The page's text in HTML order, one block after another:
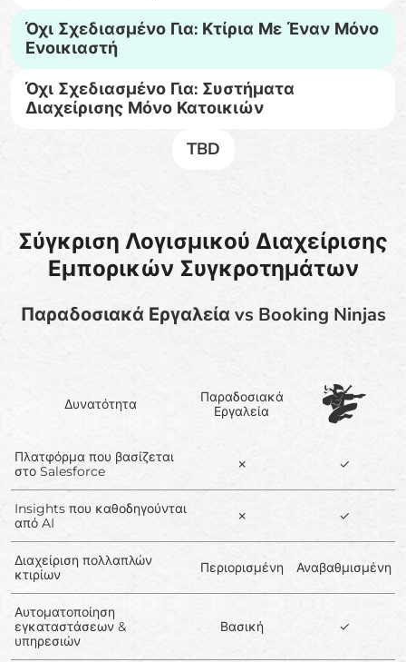
Όχι Σχεδιασμένο Για: Κτίρια Με Έναν Μόνο
Ενοικιαστή
Όχι Σχεδιασμένο Για: Συστήματα
Διαχείρισης Μόνο Κατοικιών
TBD
Σύγκριση Λογισμικού Διαχείρισης
Εμπορικών Συγκροτημάτων
Παραδοσιακά Εργαλεία vs Booking Ninjas
Δυνατότητα
Παραδοσιακά
Εργαλεία
Πλατφόρμα που βασίζεται
στο Salesforce
✗ ✓
Insights που καθοδηγούνται
από AI
✗ ✓
Διαχείριση πολλαπλών
κτιρίων
Περιορισμένη Αναβαθμισμένη
Αυτοματοποίηση
εγκαταστάσεων &
υπηρεσιών
Βασική ✓